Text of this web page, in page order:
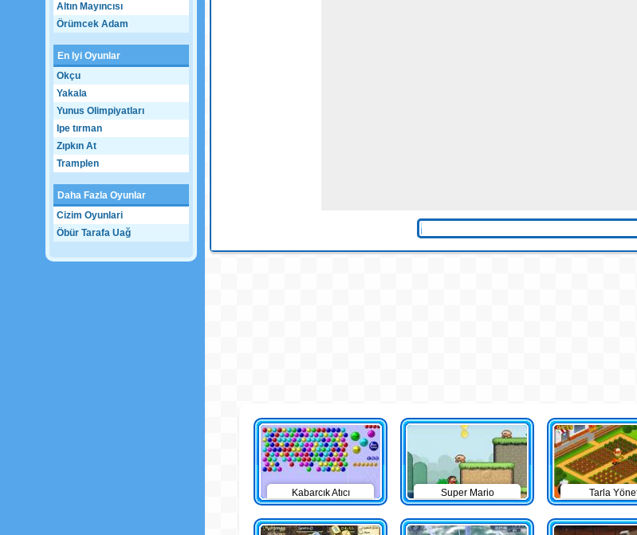
Altın Mayıncısı
Örümcek Adam
En Iyi Oyunlar
Okçu
Yakala
Yunus Olimpiyatları
Ipe tırman
Zıpkın At
Tramplen
Daha Fazla Oyunlar
Cizim Oyunlari
Öbür Tarafa Uağ
Kabarcık Atıcı Super Mario Tarla